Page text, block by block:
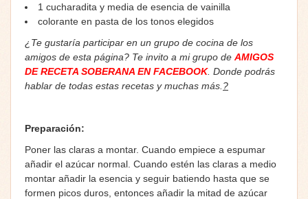
1 cucharadita y media de esencia de vainilla
colorante en pasta de los tonos elegidos
¿Te gustaría participar en un grupo de cocina de los
amigos de esta página? Te invito a mi grupo de AMIGOS
DE RECETA SOBERANA EN FACEBOOK. Donde podrás
hablar de todas estas recetas y muchas más. ?
Preparación:
Poner las claras a montar. Cuando empiece a espumar
añadir el azúcar normal. Cuando estén las claras a medio
montar añadir la esencia y seguir batiendo hasta que se
formen picos duros, entonces añadir la mitad de azúcar